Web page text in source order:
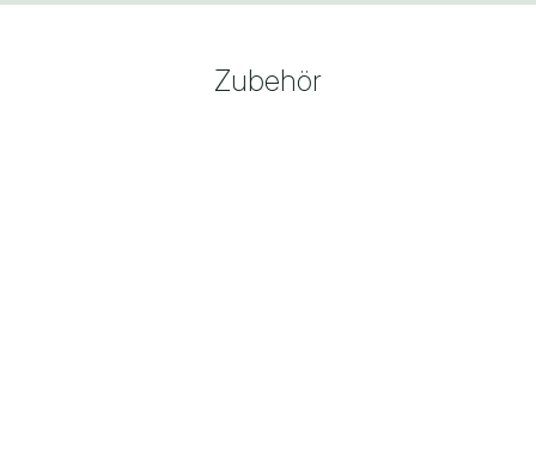
Zubehör